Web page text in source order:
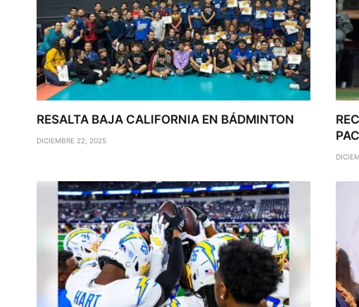
RESALTA BAJA CALIFORNIA EN BÁDMINTON
DICIEMBRE 22, 2025